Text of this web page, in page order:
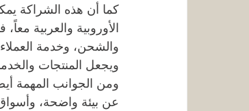
كما أن هذه الشراكة
الأوروبية والعربية
والشحن، وخدمة
ويجعل المنتجات
ومن الجوانب المهمة
عن بيئة واضحة،